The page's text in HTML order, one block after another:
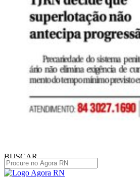
BUSCAR